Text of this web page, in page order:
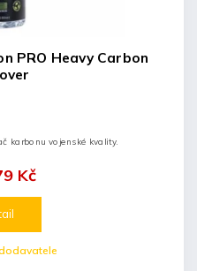
PRO Heavy Carbon
Kč
karbonu vojenské kvality.